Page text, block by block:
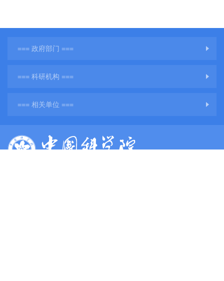
=== 政府部门 ===
=== 科研机构 ===
=== 相关单位 ===